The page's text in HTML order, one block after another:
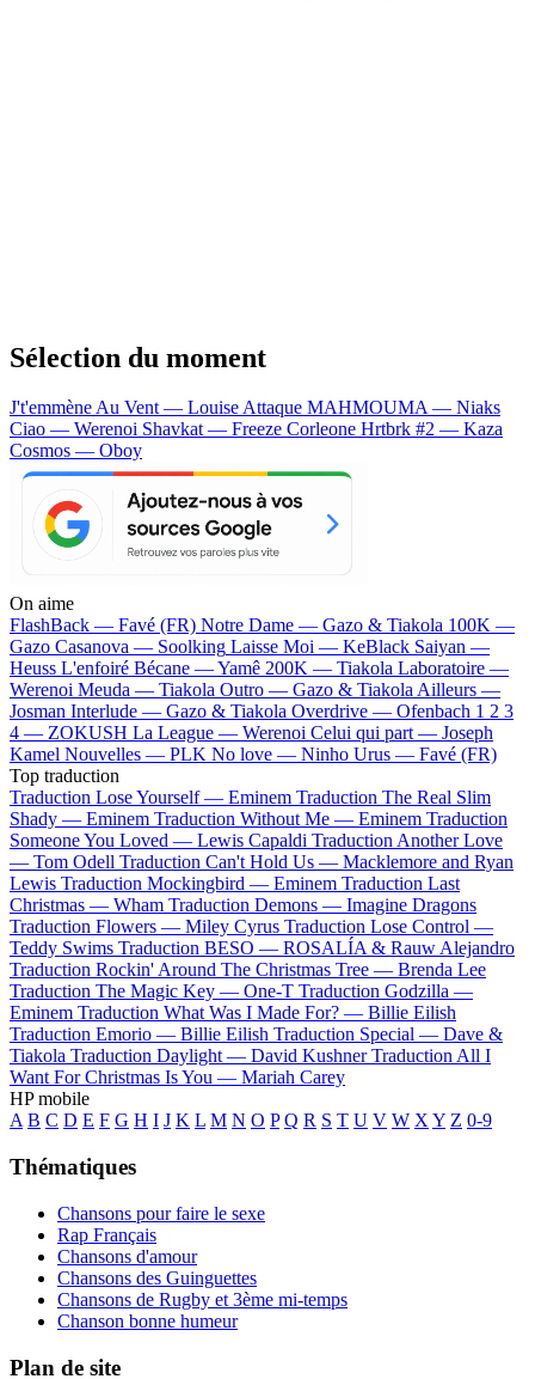
Sélection du moment
J't'emmène Au Vent — Louise Attaque MAHMOUMA — Niaks
Ciao — Werenoi Shavkat — Freeze Corleone Hrtbrk #2 — Kaza
Cosmos — Oboy
On aime
FlashBack — Favé (FR) Notre Dame — Gazo & Tiakola 100K —
Gazo Casanova — Soolking Laisse Moi — KeBlack Saiyan —
Heuss L'enfoiré Bécane —Yamê 200K — Tiakola Laboratoire —
Werenoi Meuda — Tiakola Outro — Gazo & TiakolaAilleurs —
Josman Interlude — Gazo & Tiakola Overdrive — Ofenbach 1 2 3
4 — ZOKUSH La League — Werenoi Celui qui part — Joseph
Kamel Nouvelles — PLK No love — Ninho Urus — Favé (FR)
Top traduction
Traduction Lose Yourself — Eminem Traduction The Real Slim
Shady — Eminem Traduction Without Me — Eminem Traduction
Someone You Loved — Lewis Capaldi Traduction Another Love
— Tom Odell Traduction Can't Hold Us — Macklemore and Ryan
Lewis Traduction Mockingbird — Eminem Traduction Last
Christmas — Wham Traduction Demons — Imagine Dragons
Traduction Flowers — Miley Cyrus Traduction Lose Control —
Teddy Swims Traduction BESO — ROSALÍA & Rauw Alejandro
Traduction Rockin' Around The Christmas Tree — Brenda Lee
Traduction The Magic Key — One-T Traduction Godzilla —
Eminem Traduction What Was I Made For? — Billie Eilish
Traduction Emorio — Billie Eilish Traduction Special — Dave &
Tiakola Traduction Daylight — David Kushner Traduction All I
Want For Christmas Is You — Mariah Carey
HP mobile
A B C D E F G H I J K L M N O P Q R S T U V W XY Z 0-9
Thématiques
Chansons pour faire le sexe
Rap Français
Chansons d'amour
Chansons des Guinguettes
Chansons de Rugby et 3ème mi-temps
Chanson bonne humeur
Plan de site